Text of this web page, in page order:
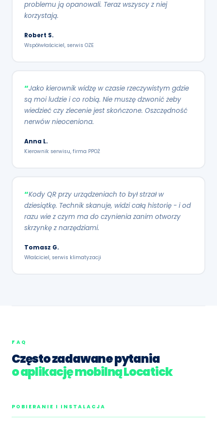
problemu ją opanowali. Teraz wszyscy z niej
korzystają.
Robert S.
Współwłaściciel, serwis OZE
Jako kierownik widzę w czasie rzeczywistym gdzie
są moi ludzie i co robią. Nie muszę dzwonić żeby
wiedzieć czy zlecenie jest skończone. Oszczędność
nerwów nieoceniona.
Anna L.
Kierownik serwisu, firma PPOŻ
Kody QR przy urządzeniach to był strzał w
dziesiątkę. Technik skanuje, widzi całą historię - i od
razu wie z czym ma do czynienia zanim otworzy
skrzynkę z narzędziami.
Tomasz G.
Właściciel, serwis klimatyzacji
FAQ
Często zadawane pytania
o aplikację mobilną Locatick
POBIERANIE I INSTALACJA